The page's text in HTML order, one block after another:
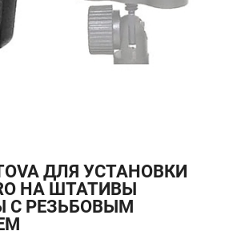
ДЛЯ УСТАНОВКИ
НА ШТАТИВЫ
РЕЗЬБОВЫМ